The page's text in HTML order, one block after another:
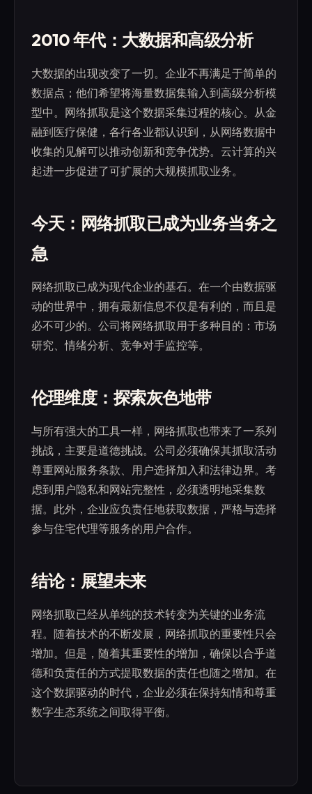
2010 年代：大数据和高级分析
大数据的出现改变了一切。企业不再满足于简单的
数据点；他们希望将海量数据集输入到高级分析模
型中。网络抓取是这个数据采集过程的核心。从金
融到医疗保健，各行各业都认识到，从网络数据中
收集的见解可以推动创新和竞争优势。云计算的兴
起进一步促进了可扩展的大规模抓取业务。
今天：网络抓取已成为业务当务之
急
网络抓取已成为现代企业的基石。在一个由数据驱
动的世界中，拥有最新信息不仅是有利的，而且是
必不可少的。公司将网络抓取用于多种目的：市场
研究、情绪分析、竞争对手监控等。
伦理维度：探索灰色地带
与所有强大的工具一样，网络抓取也带来了一系列
挑战，主要是道德挑战。公司必须确保其抓取活动
尊重网站服务条款、用户选择加入和法律边界。考
虑到用户隐私和网站完整性，必须透明地采集数
据。此外，企业应负责任地获取数据，严格与选择
参与住宅代理等服务的用户合作。
结论：展望未来
网络抓取已经从单纯的技术转变为关键的业务流
程。随着技术的不断发展，网络抓取的重要性只会
增加。但是，随着其重要性的增加，确保以合乎道
德和负责任的方式提取数据的责任也随之增加。在
这个数据驱动的时代，企业必须在保持知情和尊重
数字生态系统之间取得平衡。